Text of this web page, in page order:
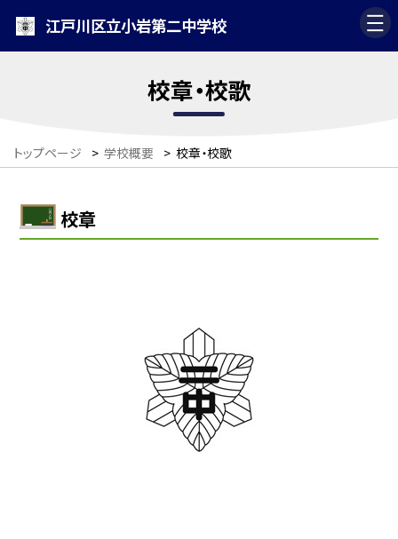
江戸川区立小岩第二中学校
校章・校歌
トップページ > 学校概要 > 校章・校歌
校章